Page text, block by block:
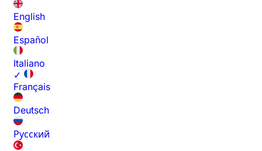
English
Español
Italiano
✓
Français
Deutsch
Русский